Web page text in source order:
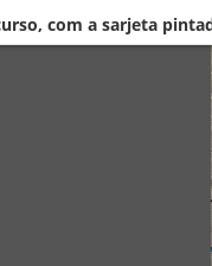
com a sarjeta